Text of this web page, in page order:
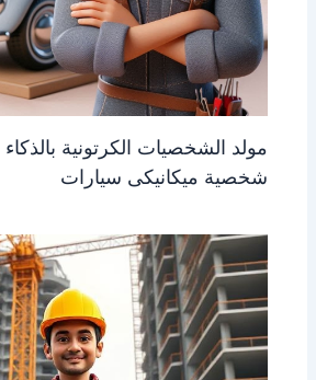
مولد الشخصيات الكرتونية
شخصية ميكانيكى سيارات